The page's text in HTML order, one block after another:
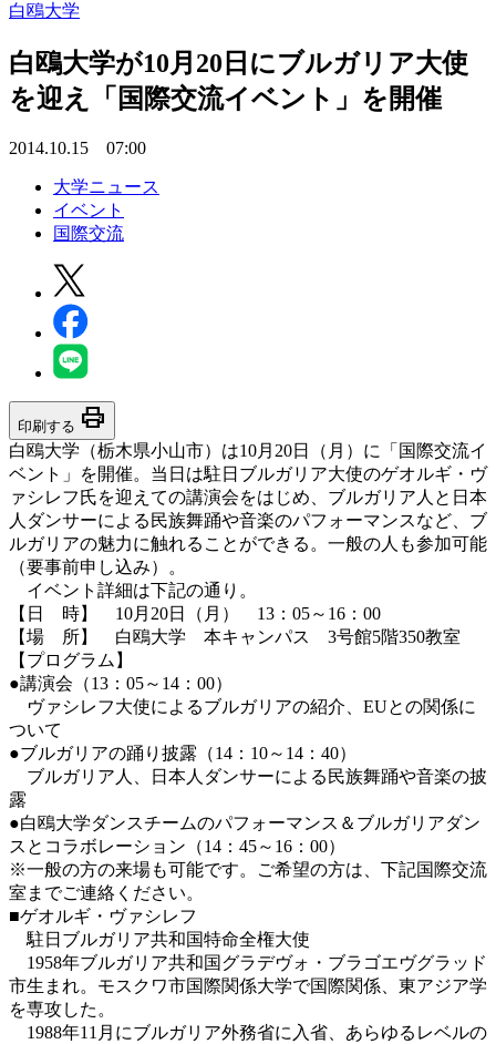
白鴎大学
白鴎大学が10月20日にブルガリア大使
を迎え「国際交流イベント」を開催
2014.10.15 07:00
大学ニュース
イベント
国際交流
印刷する print
白鴎大学（栃木県小山市）は10月20日（月）に「国際交流イ
ベント」を開催。当日は駐日ブルガリア大使のゲオルギ・ヴ
ァシレフ氏を迎えての講演会をはじめ、ブルガリア人と日本
人ダンサーによる民族舞踊や音楽のパフォーマンスなど、ブ
ルガリアの魅力に触れることができる。一般の人も参加可能
（要事前申し込み）。
イベント詳細は下記の通り。
【日 時】 10月20日（月） 13：05～16：00
【場 所】 白鴎大学 本キャンパス 3号館5階350教室
【プログラム】
●講演会（13：05～14：00）
ヴァシレフ大使によるブルガリアの紹介、EUとの関係に
ついて
●ブルガリアの踊り披露（14：10～14：40）
ブルガリア人、日本人ダンサーによる民族舞踊や音楽の披
露
●白鴎大学ダンスチームのパフォーマンス＆ブルガリアダン
スとコラボレーション（14：45～16：00）
※一般の方の来場も可能です。ご希望の方は、下記国際交流
室までご連絡ください。
■ゲオルギ・ヴァシレフ
駐日ブルガリア共和国特命全権大使
1958年ブルガリア共和国グラデヴォ・ブラゴエヴグラッド
市生まれ。モスクワ市国際関係大学で国際関係、東アジア学
を専攻した。
1988年11月にブルガリア外務省に入省、あらゆるレベルの